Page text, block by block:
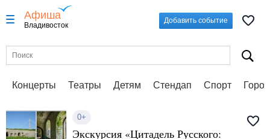
Афиша
Владивосток
Добавить событие
Концерты Театры Детям Стендап Спорт
0+
Экскурсия «Цитадель Русского: